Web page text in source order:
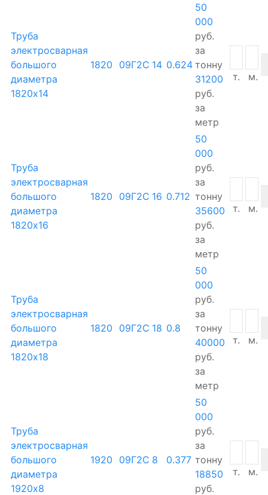
Труба
электросварная
большого
диаметра
1820х14
1820 09Г2С 14 0.624
50
000
руб.
за
тонну
31200
руб.
за
метр
т. м.
Труба
электросварная
большого
диаметра
1820х16
1820 09Г2С 16 0.712
50
000
руб.
за
тонну
35600
руб.
за
метр
т. м.
Труба
электросварная
большого
диаметра
1820х18
1820 09Г2С 18 0.8
50
000
руб.
за
тонну
40000
руб.
за
метр
т. м.
Труба
электросварная
большого
диаметра
1920х8
1920 09Г2С 8 0.377
50
000
руб.
за
тонну
18850
руб.
т. м.